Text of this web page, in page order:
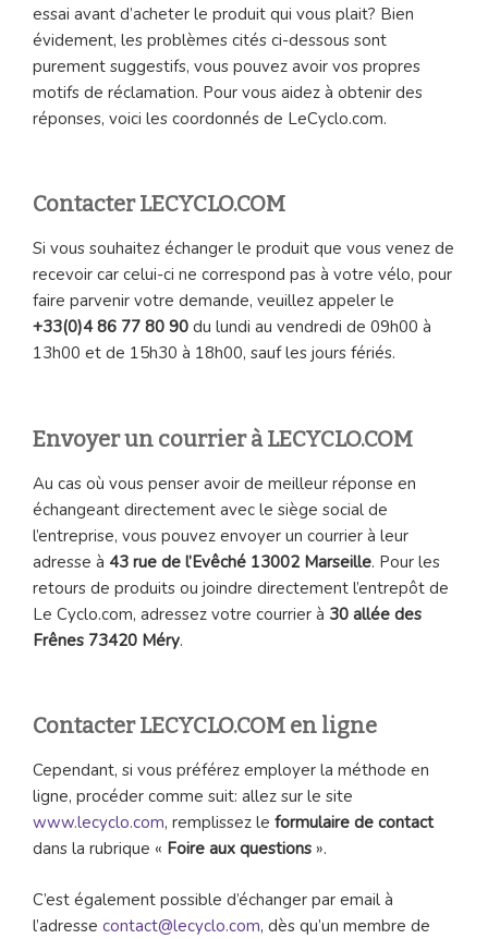
essai avant d’acheter le produit qui vous plait? Bien
évidement, les problèmes cités ci-dessous sont
purement suggestifs, vous pouvez avoir vos propres
motifs de réclamation. Pour vous aidez à obtenir des
réponses, voici les coordonnés de LeCyclo.com.
Contacter LECYCLO.COM
Si vous souhaitez échanger le produit que vous venez de
recevoir car celui-ci ne correspond pas à votre vélo, pour
faire parvenir votre demande, veuillez appeler le
+33(0)4 86 77 80 90 du lundi au vendredi de 09h00 à
13h00 et de 15h30 à 18h00, sauf les jours fériés.
Envoyer un courrier à LECYCLO.COM
Au cas où vous penser avoir de meilleur réponse en
échangeant directement avec le siège social de
l’entreprise, vous pouvez envoyer un courrier à leur
adresse à 43 rue de l’Evêché 13002 Marseille. Pour les
retours de produits ou joindre directement l’entrepôt de
Le Cyclo.com, adressez votre courrier à 30 allée des
Frênes 73420 Méry.
Contacter LECYCLO.COM en ligne
Cependant, si vous préférez employer la méthode en
ligne, procéder comme suit: allez sur le site
www.lecyclo.com, remplissez le formulaire de contact
dans la rubrique « Foire aux questions ».
C’est également possible d’échanger par email à
l’adresse contact@lecyclo.com, dès qu’un membre de